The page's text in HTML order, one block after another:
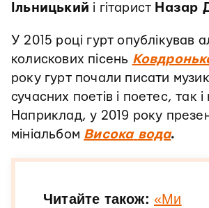
Ільницький і гітарист Назар
У 2015 році гурт опублікував
колискових пісень
року гурт почали писати
сучасних поетів і поетес, так і
Наприклад, у 2019 року
мініальбом Висока вода.
Читайте також: «Ми